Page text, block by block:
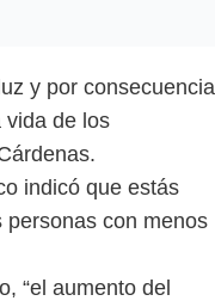
y por consecuencia
vida de los
indicó que estás
con menos
“el aumento del